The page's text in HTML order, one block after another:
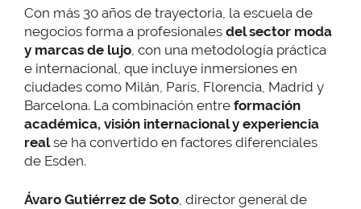
Con más 30 años de trayectoria, la escuela de
negocios forma a profesionales del sector moda
y marcas de lujo , con una metodología práctica
e internacional, que incluye inmersiones en
ciudades como Milán, París, Florencia, Madrid y
Barcelona. La combinación entre formación
académica, visión internacional y experiencia
realse ha convertido en factores diferenciales
de Esden.
Ávaro Gutiérrez de Soto, director general de